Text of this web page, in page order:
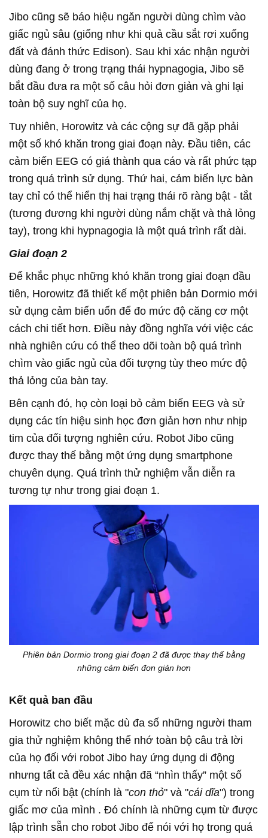
Jibo cũng sẽ báo hiệu ngăn người dùng chìm vào
giấc ngủ sâu (giống như khi quả cầu sắt rơi xuống
đất và đánh thức Edison). Sau khi xác nhận người
dùng đang ở trong trạng thái hypnagogia, Jibo sẽ
bắt đầu đưa ra một số câu hỏi đơn giản và ghi lại
toàn bộ suy nghĩ của họ.
Tuy nhiên, Horowitz và các cộng sự đã gặp phải
một số khó khăn trong giai đoạn này. Đầu tiên, các
cảm biến EEG có giá thành qua cáo và rất phức tạp
trong quá trình sử dụng. Thứ hai, cảm biến lực bàn
tay chỉ có thể hiển thị hai trạng thái rõ ràng bật - tắt
(tương đương khi người dùng nắm chặt và thả lỏng
tay), trong khi hypnagogia là một quá trình rất dài.
Giai đoạn 2
Để khắc phục những khó khăn trong giai đoạn đầu
tiên, Horowitz đã thiết kế một phiên bản Dormio mới
sử dụng cảm biến uốn để đo mức độ căng cơ một
cách chi tiết hơn. Điều này đồng nghĩa với việc các
nhà nghiên cứu có thể theo dõi toàn bộ quá trình
chìm vào giấc ngủ của đối tượng tùy theo mức độ
thả lỏng của bàn tay.
Bên cạnh đó, họ còn loại bỏ cảm biến EEG và sử
dụng các tín hiệu sinh học đơn giản hơn như nhịp
tim của đối tượng nghiên cứu. Robot Jibo cũng
được thay thế bằng một ứng dụng smartphone
chuyên dụng. Quá trình thử nghiệm vẫn diễn ra
tương tự như trong giai đoạn 1.
Phiên bản Dormio trong giai đoạn 2 đã được thay thế bằng
những cảm biến đơn giản hơn
Kết quả ban đầu
Horowitz cho biết mặc dù đa số những người tham
gia thử nghiệm không thể nhớ toàn bộ câu trả lời
của họ đối với robot Jibo hay ứng dụng di động
nhưng tất cả đều xác nhận đã “nhìn thấy” một số
cụm từ nổi bật (chính là "con thỏ" và "cái dĩa") trong
giấc mơ của mình . Đó chính là những cụm từ được
lập trình sẵn cho robot Jibo để nói với họ trong quá